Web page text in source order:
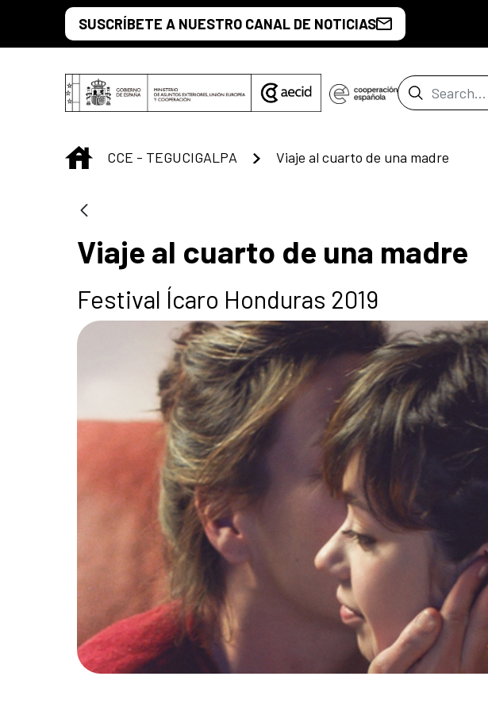
Skip to Main ContentSUSCRÍBETE A NUESTRO CANAL DE NOTICIAS
Search Bar
INICIO
CCE - TEGUCIGALPA Viaje al cuarto de una madre
Viaje al cuarto de una madre
Festival Ícaro Honduras 2019